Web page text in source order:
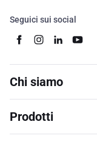
Seguici sui social
Chi siamo
Prodotti